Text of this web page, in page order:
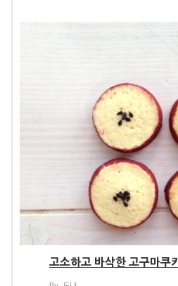
고소하고 바삭한 고구마쿠키